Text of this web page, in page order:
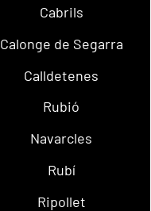
Cabrils
Calonge de Segarra
Calldetenes
Rubió
Navarcles
Rubí
Ripollet